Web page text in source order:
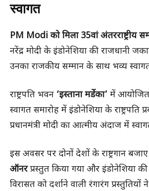
स्वागत
PM Modi को मिला 35वां अंतरराष्ट्रीय
नरेंद्र मोदी के इंडोनेशिया की राजधानी
उनका राजकीय सम्मान के साथ भव्य
राष्ट्रपति भवन ‘इस्ताना मर्डेका’ में
स्वागत समारोह में इंडोनेशिया के राष्ट्रपति
प्रधानमंत्री मोदी का आत्मीय अंदाज में
इस अवसर पर दोनों देशों के राष्ट्रगान
ऑनरप्रस्तुत किया गया और इंडोनेशिया
विरासत को दर्शाने वाली रंगारंग